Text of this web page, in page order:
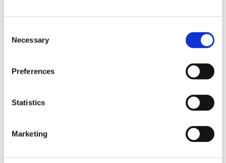
Selection
Necessary
Preferences
Statistics
Marketing
di queste due alternative.
fondamentale quando desideri porre
testata Falstaff, per esempio, una parete
luminosa in tinta unita e impreziosita da
stucchi fa da contraltare al rosa acceso
del velluto capitonné. Mentre nel caso